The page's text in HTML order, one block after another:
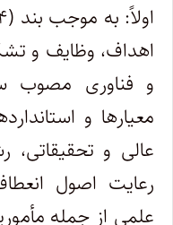
اهداف، وظایف و
معیارها و
عالی و
رعایت اصول
علمی از جمله